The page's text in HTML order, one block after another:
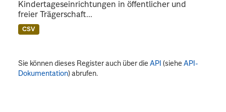
Kindertageseinrichtungen in öffentlicher und
freier Trägerschaft...
CSV
Sie können dieses Register auch über dieAPI (sieheAPI-
Dokumentation) abrufen.